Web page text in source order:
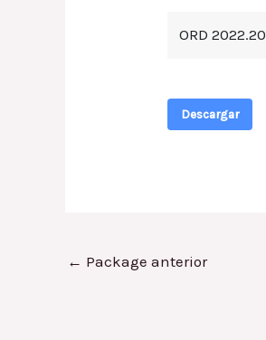
ORD 2022.20
Descargar
← Package anterior